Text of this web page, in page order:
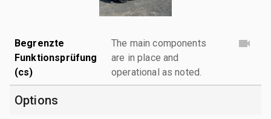
Begrenzte
Funktionsprüfung
(cs)
The main components
are in place and
operational as noted.
Options